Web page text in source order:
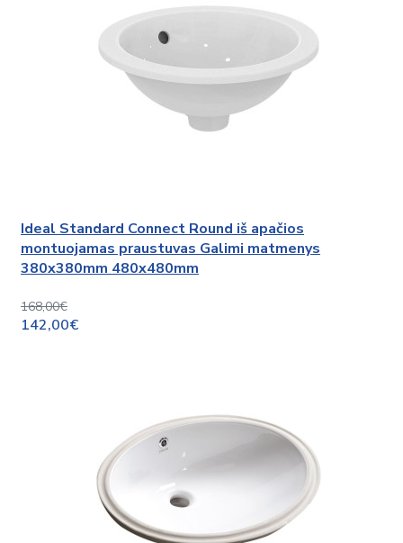
Ideal Standard Connect Round iš apačios
montuojamas praustuvas Galimi matmenys
380x380mm 480x480mm
168,00€
142,00€